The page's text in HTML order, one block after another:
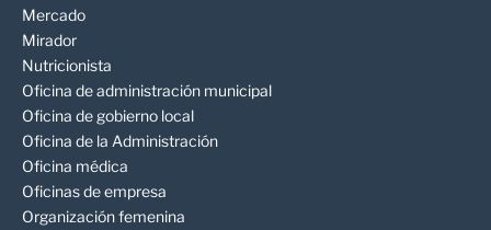
Mercado
Mirador
Nutricionista
Oficina de administración municipal
Oficina de gobierno local
Oficina de la Administración
Oficina médica
Oficinas de empresa
Organización femenina